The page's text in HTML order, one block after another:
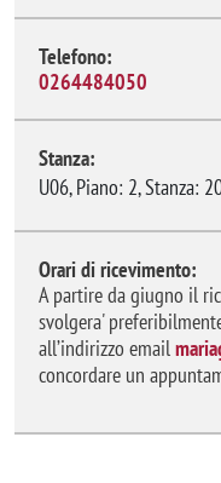
Telefono:
0264484050
Stanza:
U06, Piano: 2, Stanza:
Orari di ricevimento:
A partire da giugno il
svolgera'
all’indirizzo email
concordare un